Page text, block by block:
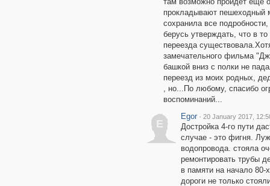
прокладывают пешеходный
сохранила все
берусь утверждать, что в
переезда
замечательного фильма
башкой вниз с полки не
переезд из моих родных,
, но...По любому, спасибо
воспоминаний...
E
Egor · 20 January 2017,
Достройка 4-го пути
случае - это фигня.
водопровода. стояла
ремонтировать трубы
в памяти на начало 80-
дороги не только